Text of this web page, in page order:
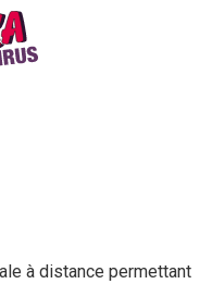
à distance permettant